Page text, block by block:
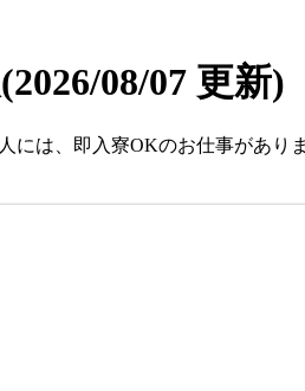
(2026/08/07 更新)
は、即入寮OKのお仕事があり